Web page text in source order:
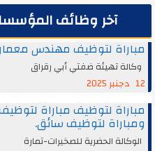
آخر وظائف المؤسسات
لتوظيف مهندس معماري
تهيئة ضفتي أبي رقراق
لتوظيف مباراة لتوظيف
لتوظيف سائق.
الحضرية للصخيرات-تمارة